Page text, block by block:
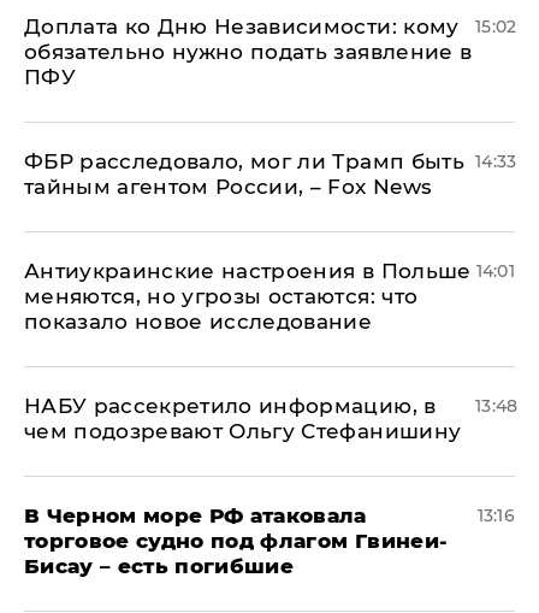
Доплата ко Дню Независимости: кому
обязательно нужно подать заявление в
ПФУ
15:02
ФБР расследовало, мог ли Трамп быть
тайным агентом России, – Fox News
14:33
Антиукраинские настроения в Польше
меняются, но угрозы остаются: что
показало новое исследование
14:01
НАБУ рассекретило информацию, в
чем подозревают Ольгу Стефанишину
13:48
В Черном море РФ атаковала
торговое судно под флагом Гвинеи-
Бисау – есть погибшие
13:16